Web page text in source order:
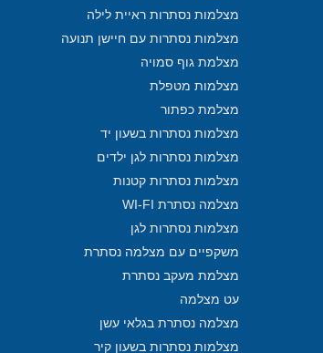
מצלמות נסתרות ראיית לילה
מצלמות נסתרות עם חיישן תנועה
מצלמת גוף סמויה
מצלמות מטפלת
מצלמת כפתור
מצלמות נסתרות בשעון יד
מצלמות נסתרות לגן ילדים
מצלמות נסתרות קטנות
מצלמה נסתרת WI-FI
מצלמות נסתרות לגן
משקפיים עם מצלמה נסתרת
מצלמת מעקב נסתרת
עט מצלמה
מצלמה נסתרת בגלאי עשן
מצלמות נסתרות בשעון קיר